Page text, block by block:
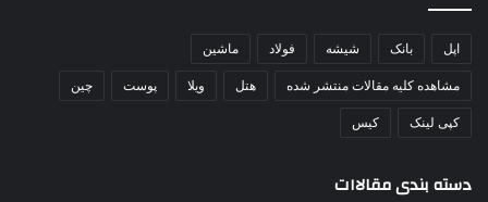
اپل بانک شیشه فولاد ماشین
مشاهده کلیه مقالات منتشر شده هتل ویلا پوست چین
کپی لینک کیس
دسته بندی مقالاات